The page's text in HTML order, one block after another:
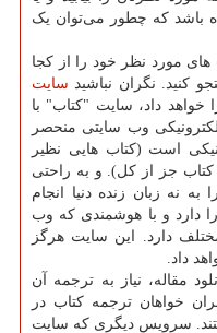
باشد که چطور می‌توان یک
مورد نظر خود را از کجا
کنید. نگران نباشید سایت
خواهد داد، سایت "کتاب" با
وب سایتی منحصر
است (کتاب هایی نظیر
کتاب جز از کل). و به راحتی
به نه زبان زنده دنیا انجام
دارد و با هوشمندی که وب
دارد. این سایت هرگز
داد.
مقاله، نیاز به ترجمه آن
خواهان ترجمه کتاب در
سرویس دیگری که سایت